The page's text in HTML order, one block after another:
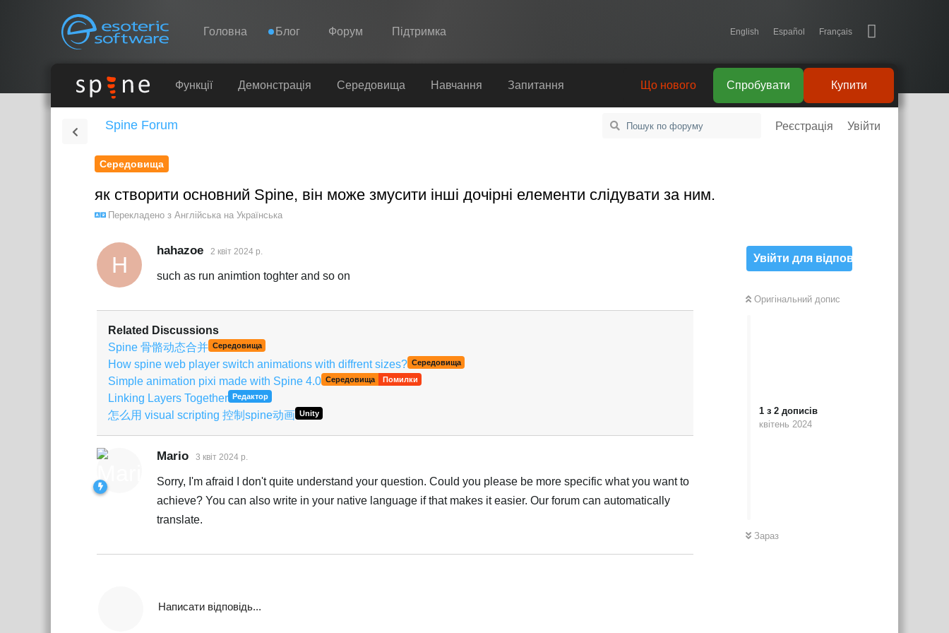
Esoteric Software
Навігація Головна Блог Форум Підтримка English Español Français
Spine
Навчання
Функції Демонстрація Середовища Навчання Запитання Купити
Спробувати
Що нового
Spine Forum Реєстрація Увійти
Середовища
як створити основний Spine, він може змусити інші дочірні елементи слідувати за ним.
Перекладено з Англійська на Українська
Увійти для відповіді
Оригінальний допис
1 з 2 дописів
квітень 2024
Зараз
H
hahazoe 2 квiт 2024 р.
such as run animtion toghter and so on
Related Discussions
Spine 骨骼动态合并 Середовища
How spine web player switch animations with diffrent sizes? Середовища
Simple animation pixi made with Spine 4.0 Середовища Помилки
Linking Layers Together Редактор
怎么用 visual scripting 控制spine动画 Unity
Mario 3 квiт 2024 р.
Sorry, I'm afraid I don't quite understand your question. Could you please be more specific what you want to
achieve? You can also write in your native language if that makes it easier. Our forum can automatically
translate.
Написати відповідь...